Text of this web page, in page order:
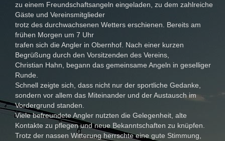
zu einem Freundschaftsangeln eingeladen, zu dem zahlreiche
Gäste und Vereinsmitglieder
trotz des durchwachsenen Wetters erschienen. Bereits am
frühen Morgen um 7 Uhr
trafen sich die Angler in Obernhof. Nach einer kurzen
Begrüßung durch den Vorsitzenden des Vereins,
Christian Hahn, begann das gemeinsame Angeln in geselliger
Runde.
Schnell zeigte sich, dass nicht nur der sportliche Gedanke,
sondern vor allem das Miteinander und der Austausch im
Vordergrund standen.
Viele befreundete Angler nutzten die Gelegenheit, alte
Kontakte zu pflegen und neue Bekanntschaften zu knüpfen.
Trotz der nassen Witterung herrschte eine gute Stimmung,